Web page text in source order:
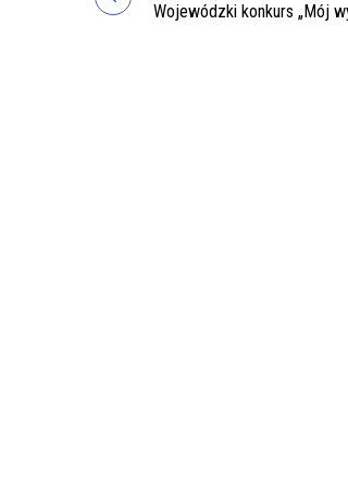
NawigacjaWojewódzki konkurs „Mój